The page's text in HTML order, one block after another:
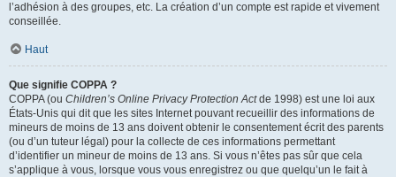
l’adhésion à des groupes, etc. La création d’un compte est rapide et vivement
conseillée.
Haut
Que signifie COPPA ?
COPPA (ou Children’s Online Privacy Protection Actde 1998) est une loi aux
États-Unis qui dit que les sites Internet pouvant recueillir des informations de
mineurs de moins de 13 ans doivent obtenir le consentement écrit des parents
(ou d’un tuteur légal) pour la collecte de ces informations permettant
d’identifier un mineur de moins de 13 ans. Si vous n’êtes pas sûr que cela
s’applique à vous, lorsque vous vous enregistrez ou que quelqu’un le fait à